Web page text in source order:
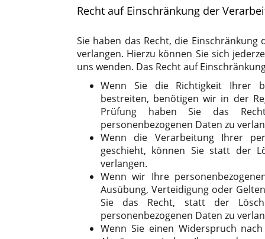
Recht auf Einschränkung der
Sie haben das Recht, die
verlangen. Hierzu können Sie sich
uns wenden. Das Recht auf
Wenn Sie die Richtigkeit Ihrer
bestreiten, benötigen wir in der
Prüfung haben Sie das
personenbezogenen Daten zu
Wenn die Verarbeitung Ihrer
geschieht, können Sie statt der
verlangen.
Wenn wir Ihre
Ausübung, Verteidigung oder
Sie das Recht, statt der
personenbezogenen Daten zu
Wenn Sie einen Widerspruch